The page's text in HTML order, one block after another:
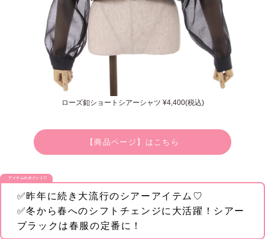
ローズ釦ショートシアーシャツ ¥4,400(税込)
【商品ページ】はこちら
アイテムのポイント♡
✅昨年に続き大流行のシアーアイテム♡
✅冬から春へのシフトチェンジに大活躍！シアー
ブラックは春服の定番に！